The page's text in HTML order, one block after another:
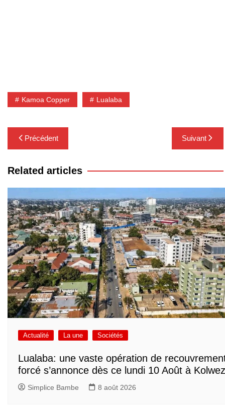
Kamoa Copper Lualaba
Navigation
de
l’article
Précédent Suivant
Related articles
Actualité La une Sociétés
Lualaba: une vaste opération de
forcé s’annonce dès ce lundi 10 Août à
Simplice Bambe 8 août 2026